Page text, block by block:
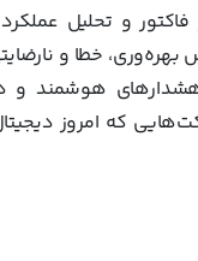
و تحلیل
بهره‌وری، خطا و
هوشمند و
که امروز